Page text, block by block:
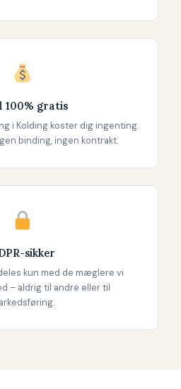
100% gratis
i Kolding koster dig ingenting.
binding, ingen kontrakt.
sikker
kun med de mæglere vi
– aldrig til andre eller til